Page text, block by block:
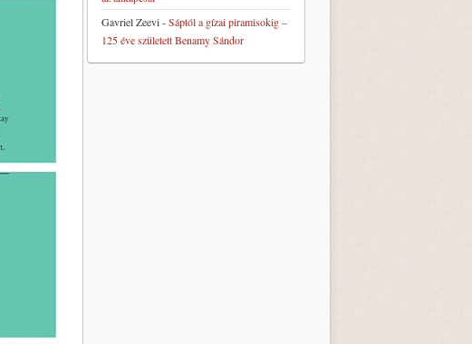
Gavriel Zeevi-Sáptól a gízai piramisokig –
125 éve született Benamy Sándor